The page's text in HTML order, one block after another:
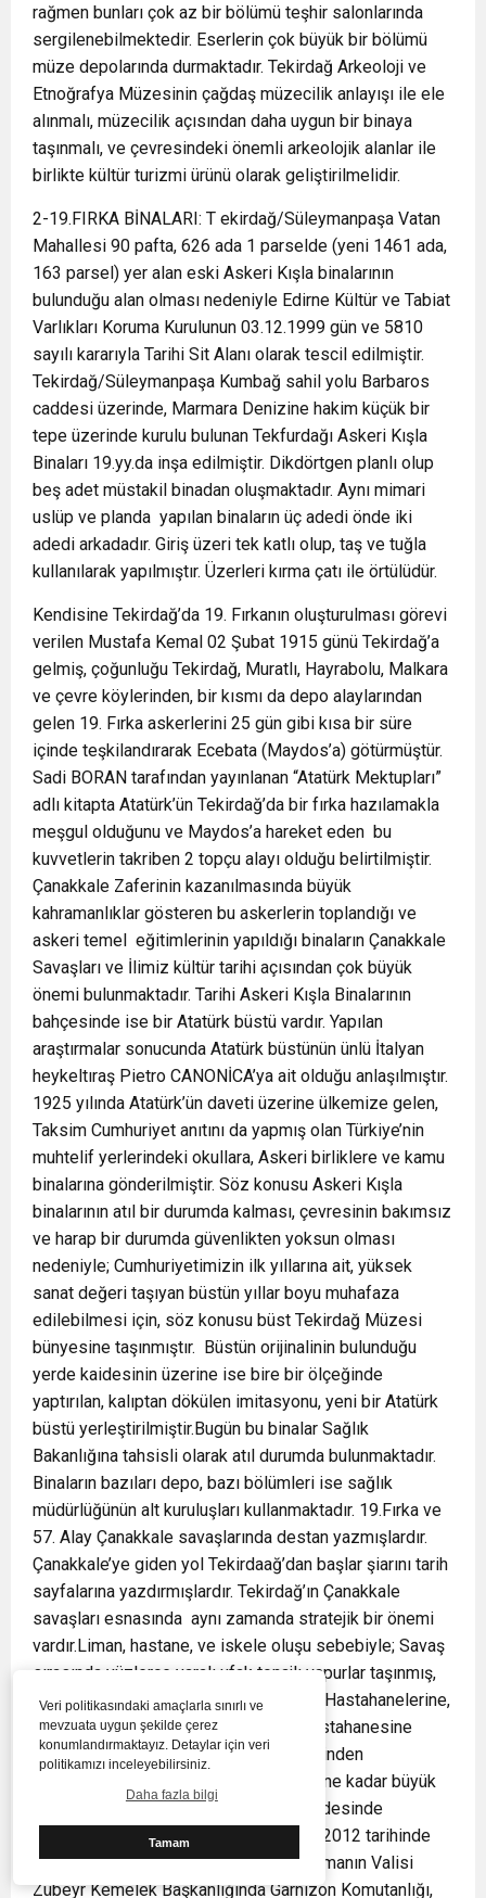
Veri politikasındaki amaçlarla sınırlı ve
mevzuata uygun şekilde çerez
konumlandırmaktayız. Detaylar için veri
politikamızı inceleyebilirsiniz.
Daha fazla bilgi
Tamam
rağmen bunları çok az bir bölümü teşhir salonlarında
sergilenebilmektedir. Eserlerin çok büyük bir bölümü
müze depolarında durmaktadır. Tekirdağ Arkeoloji ve
Etnoğrafya Müzesinin çağdaş müzecilik anlayışı ile ele
alınmalı, müzecilik açısından daha uygun bir binaya
taşınmalı, ve çevresindeki önemli arkeolojik alanlar ile
birlikte kültür turizmi ürünü olarak geliştirilmelidir.
2-19.FIRKA BİNALARI: T ekirdağ/Süleymanpaşa Vatan
Mahallesi 90 pafta, 626 ada 1 parselde (yeni 1461 ada,
163 parsel) yer alan eski Askeri Kışla binalarının
bulunduğu alan olması nedeniyle Edirne Kültür ve Tabiat
Varlıkları Koruma Kurulunun 03.12.1999 gün ve 5810
sayılı kararıyla Tarihi Sit Alanı olarak tescil edilmiştir.
Tekirdağ/Süleymanpaşa Kumbağ sahil yolu Barbaros
caddesi üzerinde, Marmara Denizine hakim küçük bir
tepe üzerinde kurulu bulunan Tekfurdağı Askeri Kışla
Binaları 19.yy.da inşa edilmiştir. Dikdörtgen planlı olup
beş adet müstakil binadan oluşmaktadır. Aynı mimari
uslüp ve planda yapılan binaların üç adedi önde iki
adedi arkadadır. Giriş üzeri tek katlı olup, taş ve tuğla
kullanılarak yapılmıştır. Üzerleri kırma çatı ile örtülüdür.
Kendisine Tekirdağ’da 19. Fırkanın oluşturulması görevi
verilen Mustafa Kemal 02 Şubat 1915 günü Tekirdağ’a
gelmiş, çoğunluğu Tekirdağ, Muratlı, Hayrabolu, Malkara
ve çevre köylerinden, bir kısmı da depo alaylarından
gelen 19. Fırka askerlerini 25 gün gibi kısa bir süre
içinde teşkilandırarak Ecebata (Maydos’a) götürmüştür.
Sadi BORAN tarafından yayınlanan “Atatürk Mektupları”
adlı kitapta Atatürk’ün Tekirdağ’da bir fırka hazılamakla
meşgul olduğunu ve Maydos’a hareket eden bu
kuvvetlerin takriben 2 topçu alayı olduğu belirtilmiştir.
Çanakkale Zaferinin kazanılmasında büyük
kahramanlıklar gösteren bu askerlerin toplandığı ve
askeri temel eğitimlerinin yapıldığı binaların Çanakkale
Savaşları ve İlimiz kültür tarihi açısından çok büyük
önemi bulunmaktadır. Tarihi Askeri Kışla Binalarının
bahçesinde ise bir Atatürk büstü vardır. Yapılan
araştırmalar sonucunda Atatürk büstünün ünlü İtalyan
heykeltıraş Pietro CANONİCA’ya ait olduğu anlaşılmıştır.
1925 yılında Atatürk’ün daveti üzerine ülkemize gelen,
Taksim Cumhuriyet anıtını da yapmış olan Türkiye’nin
muhtelif yerlerindeki okullara, Askeri birliklere ve kamu
binalarına gönderilmiştir. Söz konusu Askeri Kışla
binalarının atıl bir durumda kalması, çevresinin bakımsız
ve harap bir durumda güvenlikten yoksun olması
nedeniyle; Cumhuriyetimizin ilk yıllarına ait, yüksek
sanat değeri taşıyan büstün yıllar boyu muhafaza
edilebilmesi için, söz konusu büst Tekirdağ Müzesi
bünyesine taşınmıştır. Büstün orijinalinin bulunduğu
yerde kaidesinin üzerine ise bire bir ölçeğinde
yaptırılan, kalıptan dökülen imitasyonu, yeni bir Atatürk
büstü yerleştirilmiştir.Bugün bu binalar Sağlık
Bakanlığına tahsisli olarak atıl durumda bulunmaktadır.
Binaların bazıları depo, bazı bölümleri ise sağlık
müdürlüğünün alt kuruluşları kullanmaktadır. 19.Fırka ve
57. Alay Çanakkale savaşlarında destan yazmışlardır.
Çanakkale’ye giden yol Tekirdaağ’dan başlar şiarını tarih
sayfalarına yazdırmışlardır. Tekirdağ’ın Çanakkale
savaşları esnasında aynı zamanda stratejik bir önemi
vardır.Liman, hastane, ve iskele oluşu sebebiyle; Savaş
sırasında yüzlerce yaralı ufak tonajlı vapurlar taşınmış,
demir iskeleden kolordu ve Memleket Hastahanelerine,
İnönü İlkokulu bahçesindeki Kızılay Hastahanesine
getirilip tedavi edilmiştir.(Kumluk semtinden
başlayarak), Muratlı Caddesi yolu üzerine kadar büyük
alana gömülmüştür. Bu gün Muratlı Caddesinde
düzenlenmiş Şehitlik vardır. 15.Şubar 2012 tarihinde
Tekirdağ İl Özel İdaresi bünyesinde zamanın Valisi
Zübeyr Kemelek Başkanlığında Garnizon Komutanlığı,